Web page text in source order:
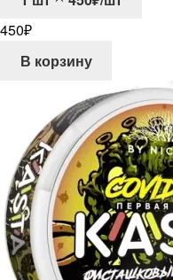
450₽
В корзину